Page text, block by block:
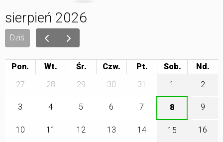
sierpień 2026
Dziś
Pon. Wt. Śr. Czw. Pt.
Sob.
27
28 29 30 31 1 2
3 4 5 6 7 8 9
10 11 12 13 14 15 16